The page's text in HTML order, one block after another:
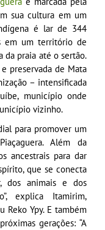
sua cultura em um
é lar de 344
em um território de
da praia até o sertão.
preservada de Mata
– intensificada
município onde
vizinho.
para promover um
Além da
ancestrais para dar
que se conecta
dos animais e dos
explica Itamirim,
Reko Ypy. E também
gerações: “A